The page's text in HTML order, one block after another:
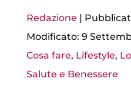
Redazione |
Modificato: 9
Cosa fare, Lifestyle,
Salute e Benessere